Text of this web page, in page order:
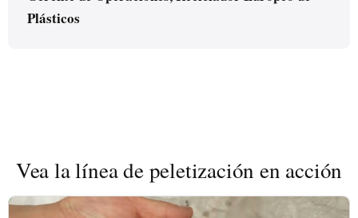
Plásticos
Vea la línea de peletización en acción